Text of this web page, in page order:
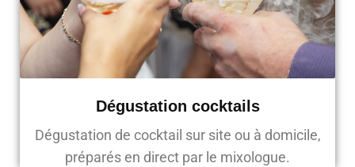
Dégustation cocktails
Dégustation de cocktail sur site ou à domicile,
préparés en direct par le mixologue.